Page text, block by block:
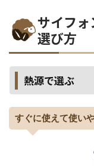
サイフォ
選び方
熱源で選ぶ
すぐに使えて使い